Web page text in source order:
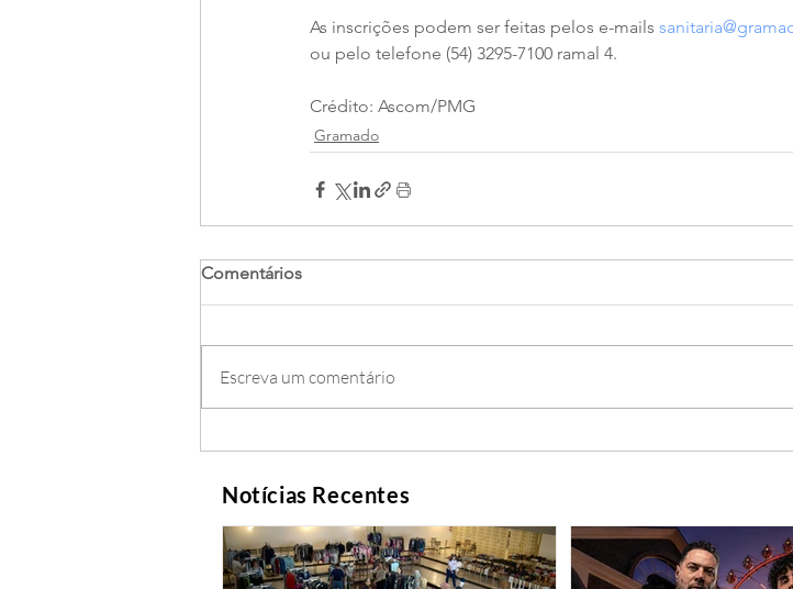
As inscrições podem ser feitas pelos e-mails
ou pelo telefone (54) 3295-7100 ramal 4.
Crédito: Ascom/PMG
Gramado
Comentários
Escreva um comentário
Notícias Recentes